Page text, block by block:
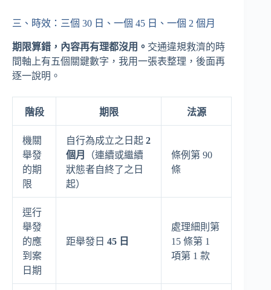
三、時效：三個 30 日、一個 45 日、一個 2 個月
期限算錯，內容再有理都沒用。 交通違規救濟的時
間軸上有五個關鍵數字，我用一張表整理，後面再
逐一說明。
階段 期限 法源
機關
舉發
的期
限
自行為成立之日起 2
個月
（連續或繼續
狀態者自終了之日
起）
條例第 90
條
逕行
舉發
的應
到案
日期
距舉發日 45 日
處理細則第
15 條第 1
項第 1 款